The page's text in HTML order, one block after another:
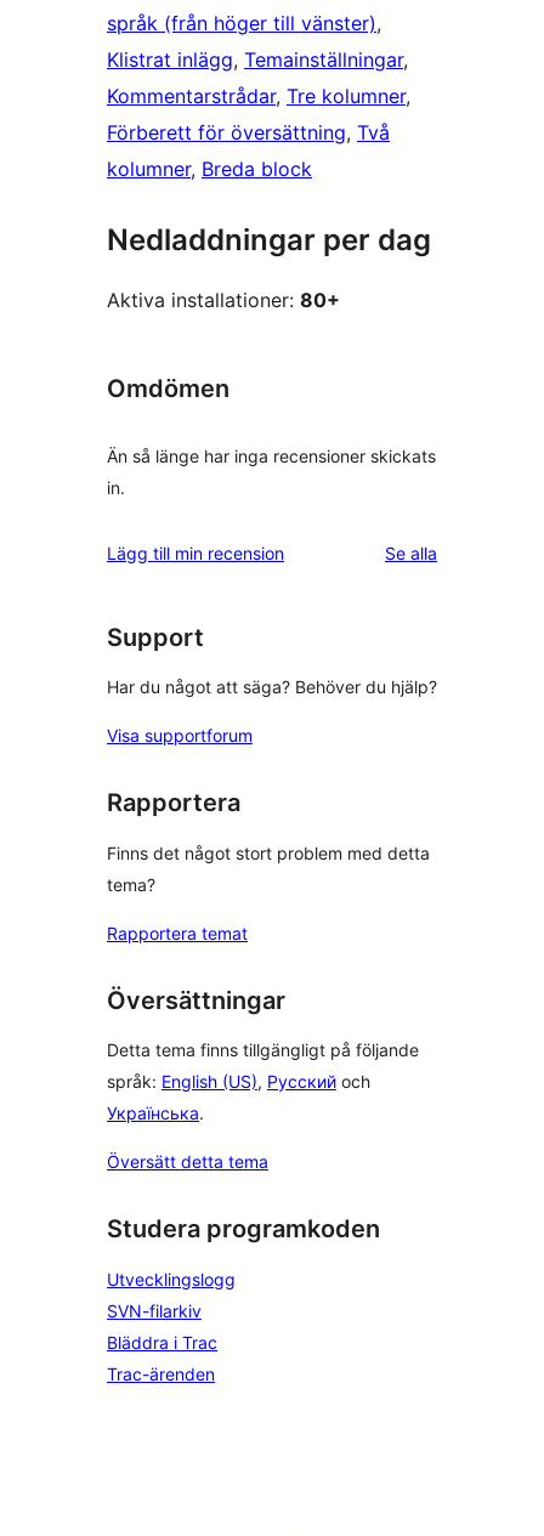
språk (från höger till vänster)
Klistrat inlägg, Temainställningar
Kommentarstrådar, Tre kolumner
Förberett för översättning, Två
kolumner, Breda block
Nedladdningar per dag
Aktiva installationer: 80+
Omdömen
Än så länge har inga recensioner skickats
in.
Lägg till min recension Se alla
Support
Har du något att säga? Behöver du hjälp?
Visa supportforum
Rapportera
Finns det något stort problem med detta
tema?
Rapportera temat
Översättningar
Detta tema finns tillgängligt på följande
språk: English (US), Русский och
Українська.
Översätt detta tema
Studera programkoden
Utvecklingslogg
SVN-filarkiv
Bläddra i Trac
Trac-ärenden